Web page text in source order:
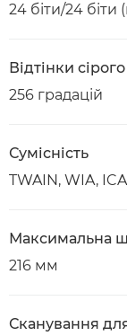
24 біти/24 біти
Відтінки сірого
256 градацій
Сумісність
TWAIN, WIA, ICA
Максимальна
216 мм
Сканування